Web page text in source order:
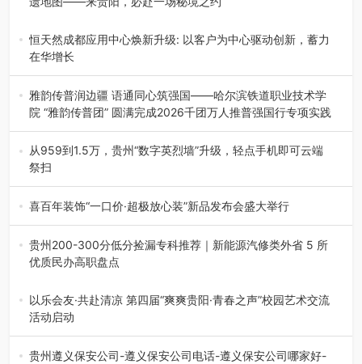
地”（贵州站）主题…
恒天然成都应用中心焕新升级: 以客户为中心驱动创新，蓄力
在华增长
融合全球研发实力与本土洞察，深化客户共创，赋能西南市
场创新发展 （7月27日，成…
雅韵传普润边疆 语通同心筑强国——哈尔滨铁道职业技术学
院 “雅韵传普团” 圆满完成2026千团万人推普强国行专项实践
为扎实推进2026“千团万人推普强国行”大学生暑期社会实
践，牢牢紧扣 “雅韵传普…
从959到1.5万，贵州“数字英烈墙”升级，轻点手机即可云端
祭扫
八一建军节到来之际，由贵州省退役军人事务厅指导，贵阳
市退役军人事务局联合贵州广电…
喜百年装饰“一口价·超极放心装”新品发布会盛大举行
2026年7月31日，喜百年装饰“一口价·超极放心装”新品发布
会在贵阳隆重举行。…
贵州200-300分低分捡漏专科推荐｜新能源汽修类外省 5 所
优质民办高职盘点
的省内工科、新能源汽车…
以乐会友·共赴清凉 第四届“爽爽贵阳·青春之声”校园艺术交流
活动启动
七月的贵阳，清风送爽，第四届“爽爽贵阳·青春之声”校园管
弦乐（合唱）艺术交流活动…
贵州遵义保安公司-遵义保安公司电话-遵义保安公司哪家好-